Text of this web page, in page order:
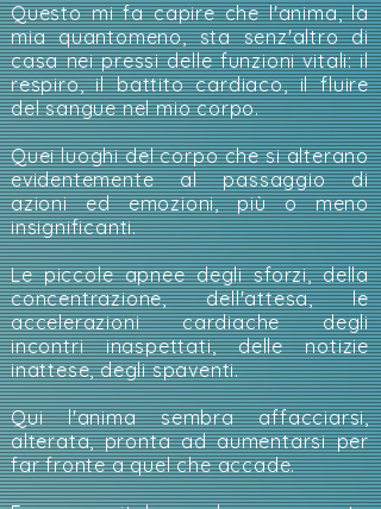
Questo mi fa capire che l'anima, la
mia quantomeno, sta senz'altro di
casa nei pressi delle funzioni vitali: il
respiro, il battito cardiaco, il fluire
del sangue nel mio corpo.
Quei luoghi del corpo che si alterano
evidentemente al passaggio di
azioni ed emozioni, più o meno
insignificanti.
Le piccole apnee degli sforzi, della
concentrazione, dell'attesa, le
accelerazioni cardiache degli
incontri inaspettati, delle notizie
inattese, degli spaventi.
Qui l'anima sembra affacciarsi,
alterata, pronta ad aumentarsi per
far fronte a quel che accade.